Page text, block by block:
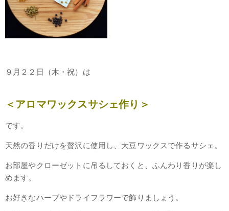
９月２２日（木・祝）は
＜アロマワックスサシェ作り＞
です。
天然の香りだけを贅沢に使用し、大豆ワックスで作るサシェ。
お部屋やクローゼットに吊るしておくと、ふんわり香りが楽し
めます。
お好きなハーブやドライフラワーで飾りましょう。